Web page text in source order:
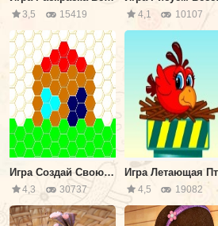
3,5 15419 4,1 10107
Игра Создай Свою Мозаику
4,3 30737 4,5 19082